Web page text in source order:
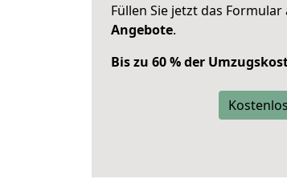
Füllen Sie jetzt das Formular
Angebote.
Bis zu 60 % der